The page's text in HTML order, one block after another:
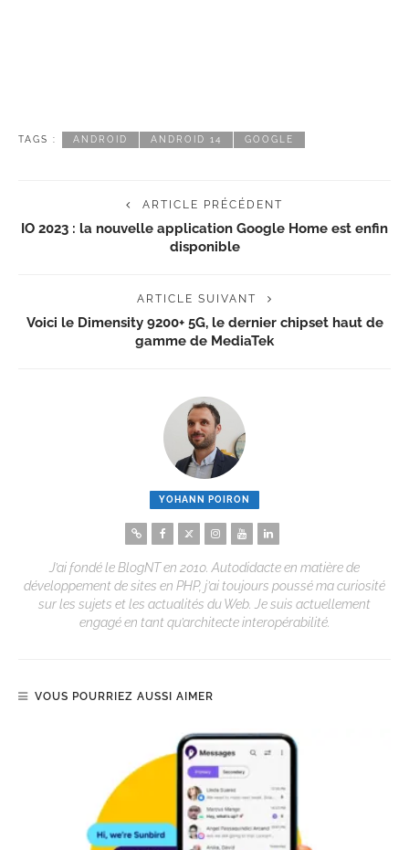
TAGS : ANDROID ANDROID 14 GOOGLE
ARTICLE PRÉCÉDENT
IO 2023 : la nouvelle application Google Home est enfin
disponible
ARTICLE SUIVANT
Voici le Dimensity 9200+ 5G, le dernier chipset haut de
gamme de MediaTek
YOHANN POIRON
J’ai fondé le BlogNT en 2010. Autodidacte en matière de
développement de sites en PHP, j’ai toujours poussé ma curiosité
sur les sujets et les actualités du Web. Je suis actuellement
engagé en tant qu’architecte interopérabilité.
VOUS POURRIEZ AUSSI AIMER